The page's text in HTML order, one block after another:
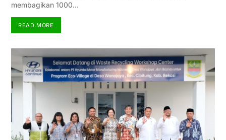
membagikan 1000…
READ MORE